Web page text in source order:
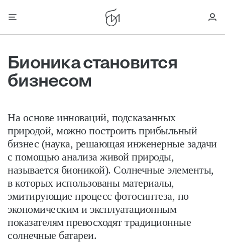
Бионика становится
бизнесом
На основе инноваций, подсказанных
природой, можно построить прибыльный
бизнес (наука, решающая ­инженерные задачи
с помощью анализа живой природы,
называется бионикой). Солнечные элементы,
в которых использованы материалы,
эмитирующие процесс фотосинтеза, по
экономическим и эксплуатационным
показателям превосходят традиционные
солнечные батареи.